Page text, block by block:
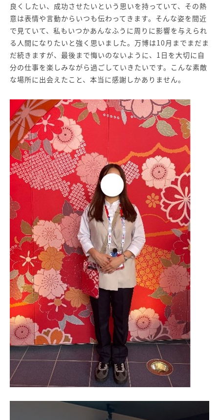
良くしたい、成功させたいという思いを持っていて、その熱
意は表情や言動からいつも伝わってきます。そんな姿を間近
で見ていて、私もいつかあんなふうに周りに影響を与えられ
る人間になりたいと強く思いました。万博は10月までまだま
だ続きますが、最後まで悔いのないように、1日を大切に自
分の仕事を楽しみながら過ごしていきたいです。こんな素敵
な場所に出会えたこと、本当に感謝しかありません。